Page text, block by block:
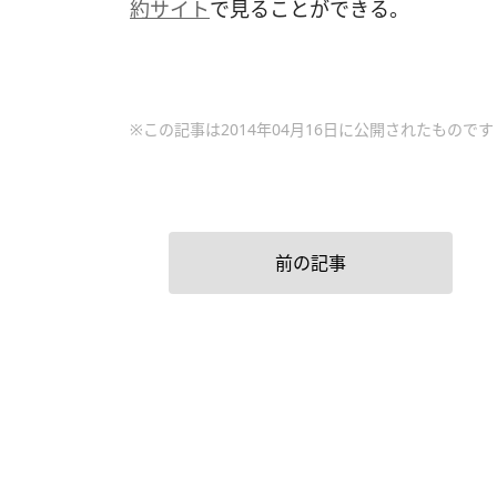
約サイトで見ることができる。
※この記事は2014年04月16日に公開されたものです
前の記事